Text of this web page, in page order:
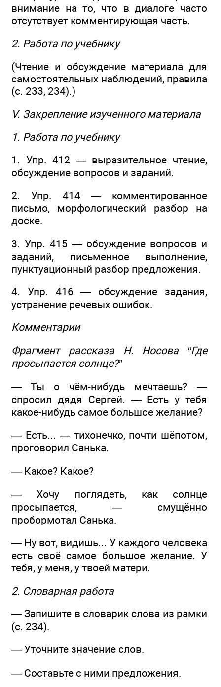
внимание на то, что в диалоге часто
отсутствует комментирующая часть.
2. Работа по учебнику
(Чтение и обсуждение материала для
самостоятельных наблюдений, правила
(с. 233, 234).)
V. Закрепление изученного материала
1. Работа по учебнику
1. Упр. 412 — выразительное чтение,
обсуждение вопросов и заданий.
2. Упр. 414 — комментированное
письмо, морфологический разбор на
доске.
3. Упр. 415 — обсуждение вопросов и
заданий, письменное выполнение,
пунктуационный разбор предложения.
4. Упр. 416 — обсуждение задания,
устранение речевых ошибок.
Комментарии
Фрагмент рассказа Н. Носова “Где
просыпается солнце?”
— Ты о чём-нибудь мечтаешь? —
спросил дядя Сергей. — Есть у тебя
какое-нибудь самое большое желание?
— Есть... — тихонечко, почти шёпотом,
проговорил Санька.
— Какое? Какое?
— Хочу поглядеть, как солнце
просыпается, — смущённо
пробормотал Санька.
— Ну вот, видишь... У каждого человека
есть своё самое большое желание. У
тебя, у меня, у твоей матери.
2. Словарная работа
— Запишите в словарик слова из рамки
(с. 234).
— Уточните значение слов.
— Составьте с ними предложения.